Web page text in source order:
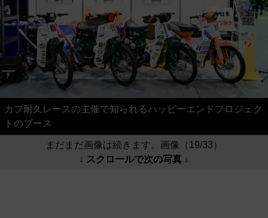
カブ耐久レースの主催で知られるハッピーエンドプロジェク
トのブース
まだまだ画像は続きます。画像（19/33）
↓ スクロールで次の写真 ↓